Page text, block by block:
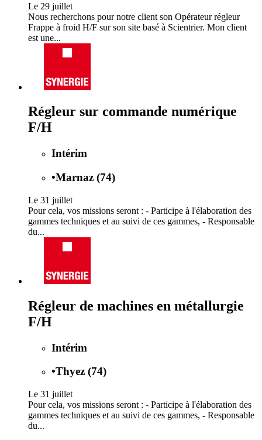
Le 29 juillet
Nous recherchons pour notre client son Opérateur régleur
Frappe à froid H/F sur son site basé à Scientrier. Mon client
est une...
Régleur sur commande numérique
F/H
Intérim
•Marnaz (74)
Le 31 juillet
Pour cela, vos missions seront : - Participe à l'élaboration des
gammes techniques et au suivi de ces gammes, - Responsable
du...
Régleur de machines en métallurgie
F/H
Intérim
•Thyez (74)
Le 31 juillet
Pour cela, vos missions seront : - Participe à l'élaboration des
gammes techniques et au suivi de ces gammes, - Responsable
du...